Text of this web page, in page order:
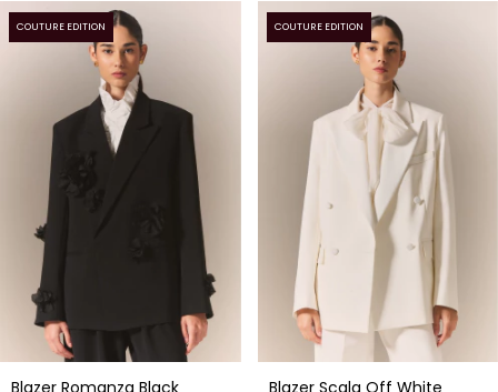
COUTURE EDITION COUTURE EDITION